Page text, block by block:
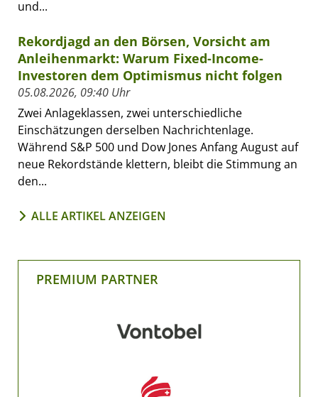
und...
Rekordjagd an den Börsen, Vorsicht am
Anleihenmarkt: Warum Fixed-Income-
Investoren dem Optimismus nicht folgen
05.08.2026, 09:40 Uhr
Zwei Anlageklassen, zwei unterschiedliche
Einschätzungen derselben Nachrichtenlage.
Während S&P 500 und Dow Jones Anfang August auf
neue Rekordstände klettern, bleibt die Stimmung an
den...
ALLE ARTIKEL ANZEIGEN
PREMIUM PARTNER